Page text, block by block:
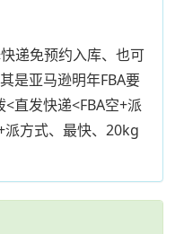
递免预约入库、也可
是亚马逊明年FBA要
直发快递<FBA空+派
派方式、最快、20kg